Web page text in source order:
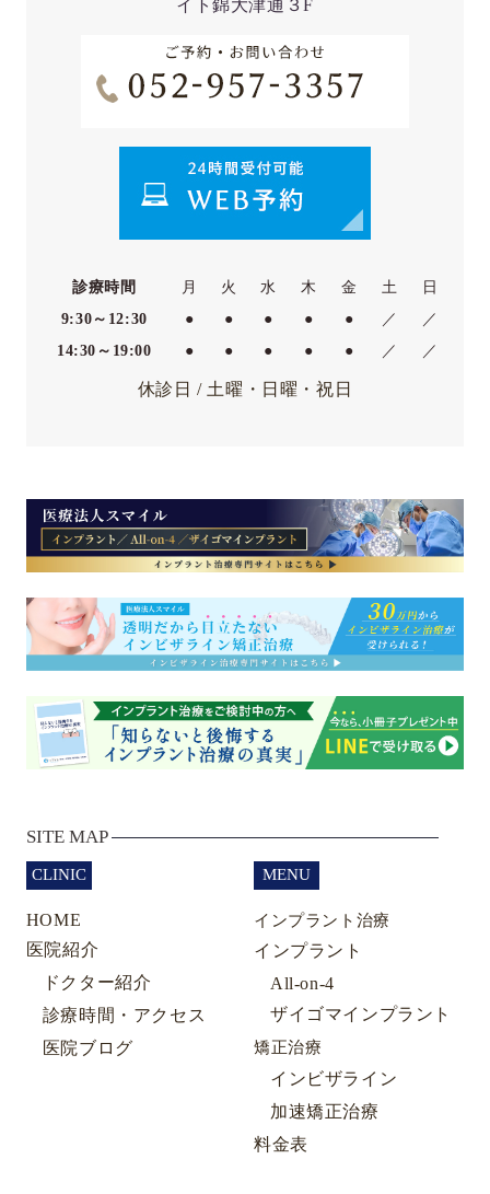
イト錦大津通３F
診療時間 月 火 水 木 金 土
日
9:30～12:30
● ● ● ● ● ／
／
14:30～19:00
● ● ● ● ● ／ ／
休診日 / 土曜・日曜・祝日
SITE MAP
CLINIC
HOME
医院紹介
ドクター紹介
診療時間・アクセス
医院ブログ
MENU
インプラント治療
インプラント
All-on-4
ザイゴマインプラント
矯正治療
インビザライン
加速矯正治療
料金表